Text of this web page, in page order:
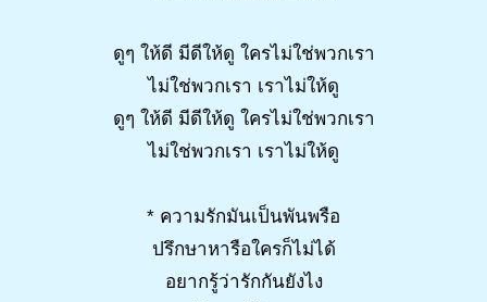
ดูๆ ให้ดี มีดีให้ดู ใครไม่ใช่พวกเรา
ไม่ใช่พวกเรา เราไม่ให้ดู
ดูๆ ให้ดี มีดีให้ดู ใครไม่ใช่พวกเรา
ไม่ใช่พวกเรา เราไม่ให้ดู
* ความรักมันเป็นพันพรือ
ปรึกษาหารือใครก็ไม่ได้
อยากรู้ว่ารักกันยังไง